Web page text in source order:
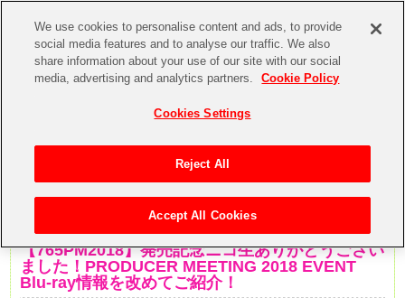
【765PM2018】発売記念ニコ生ありがとうござい
ました！PRODUCER MEETING 2018 EVENT
Blu-ray情報を改めてご紹介！
We use cookies to personalise content and ads, to provide
social media features and to analyse our traffic. We also
share information about your use of our site with our social
media, advertising and analytics partners.
Cookie Policy
Cookies Settings
Reject All
Accept All Cookies